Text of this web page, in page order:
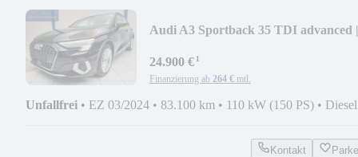
Audi A3 Sportback 35 TDI advanced |
24.900 €¹
Finanzierung ab 264 € mtl.
Unfallfrei • EZ 03/2024 • 83.100 km • 110 kW (150 PS) • Diesel
Kontakt